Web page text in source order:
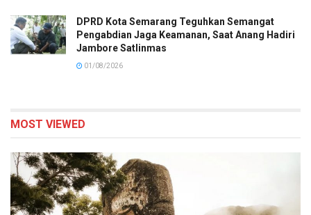
DPRD Kota Semarang Teguhkan Semangat
Pengabdian Jaga Keamanan, Saat Anang Hadiri
Jambore Satlinmas
01/08/2026
MOST VIEWED